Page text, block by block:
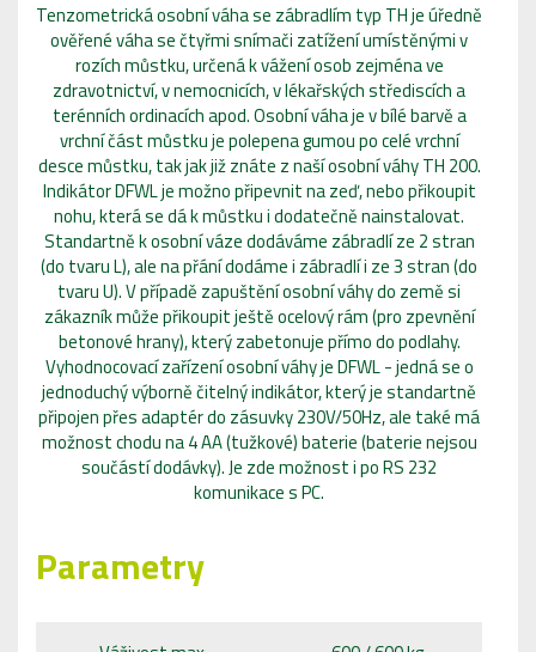
Tenzometrická osobní váha se zábradlím typ TH je úředně
ověřené váha se čtyřmi snímači zatížení umístěnými v
rozích můstku, určená k vážení osob zejména ve
zdravotnictví, v nemocnicích, v lékařských střediscích a
terénních ordinacích apod. Osobní váha je v bílé barvě a
vrchní část můstku je polepena gumou po celé vrchní
desce můstku, tak jak již znáte z naší osobní váhy TH 200.
Indikátor DFWL je možno připevnit na zeď, nebo přikoupit
nohu, která se dá k můstku i dodatečně nainstalovat.
Standartně k osobní váze dodáváme zábradlí ze 2 stran
(do tvaru L), ale na přání dodáme i zábradlí i ze 3 stran (do
tvaru U). V případě zapuštění osobní váhy do země si
zákazník může přikoupit ještě ocelový rám (pro zpevnění
betonové hrany), který zabetonuje přímo do podlahy.
Vyhodnocovací zařízení osobní váhy je DFWL - jedná se o
jednoduchý výborně čitelný indikátor, který je standartně
připojen přes adaptér do zásuvky 230V/50Hz, ale také má
možnost chodu na 4 AA (tužkové) baterie (baterie nejsou
součástí dodávky). Je zde možnost i po RS 232
komunikace s PC.
Parametry